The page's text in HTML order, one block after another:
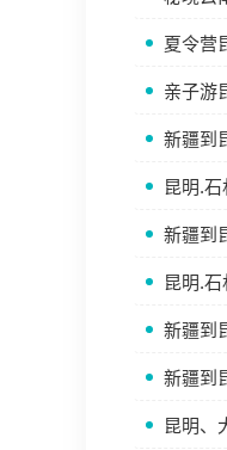
夏令营
亲子游
新疆到
昆明.
新疆到
昆明.
新疆到
新疆到
昆明、